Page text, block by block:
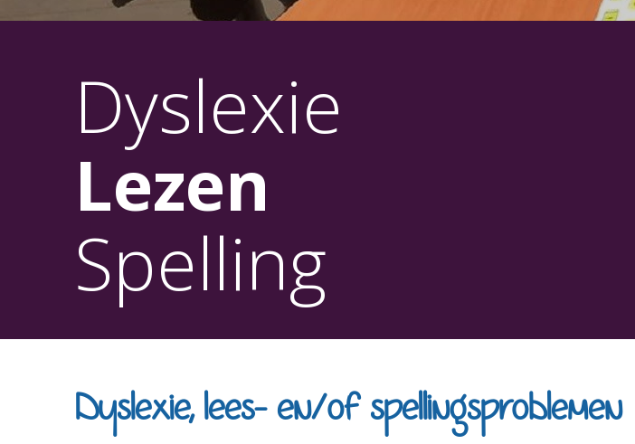
Dyslexie
Lezen
Spelling
Dyslexie, lees- en/of spellingsproblemen